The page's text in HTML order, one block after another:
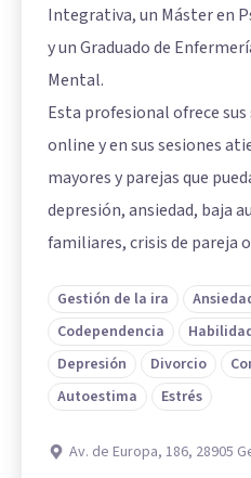
Integrativa, un Máster en
y un Graduado de
Mental.
Esta profesional ofrece
online y en sus sesiones
mayores y parejas que
depresión, ansiedad, baja
familiares, crisis de pareja
Gestión de la ira
Codependencia
Depresión
Divorcio
Autoestima
Estrés
Av. de Europa, 186, 28905